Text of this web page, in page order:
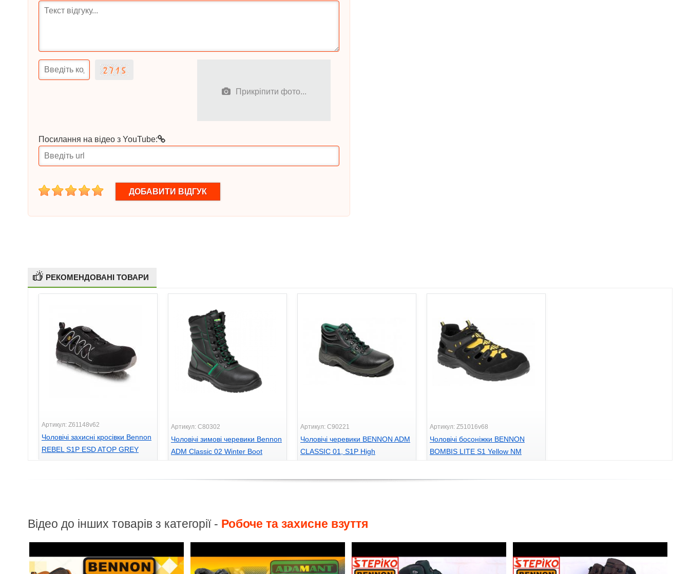
Прикріпити фото...
Посилання на відео з YouTube:
1 2 3 4 5
РЕКОМЕНДОВАНІ ТОВАРИ
Артикул: Z61148v62
Чоловічі захисні кросівки Bennon
REBEL S1P ESD ATOP GREY
Артикул: C80302
Чоловічі зимові черевики Bennon
ADM Classic 02 Winter Boot
Артикул: C90221
Чоловічі черевики BENNON ADM
CLASSIC 01, S1P High
Артикул: Z51016v68
Чоловічі босоніжки BENNON
BOMBIS LITE S1 Yellow NM
Відео до інших товарів з категорії - Робоче та захисне взуття